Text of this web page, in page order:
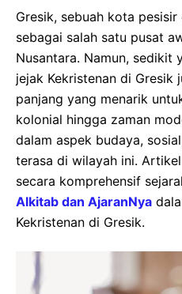
Gresik, sebuah kota
sebagai salah satu pusat
Nusantara. Namun, sedikit
jejak Kekristenan di Gresik
panjang yang menarik
kolonial hingga zaman
dalam aspek budaya,
terasa di wilayah ini.
secara komprehensif
Alkitab dan AjaranNya
Kekristenan di Gresik.